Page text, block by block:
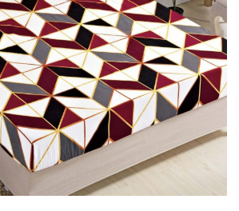
finet